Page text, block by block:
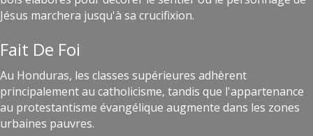
Jésus marchera jusqu'à sa crucifixion.
Fait De Foi
Au Honduras, les classes supérieures adhèrent
principalement au catholicisme, tandis que l'appartenance
au protestantisme évangélique augmente dans les zones
urbaines pauvres.